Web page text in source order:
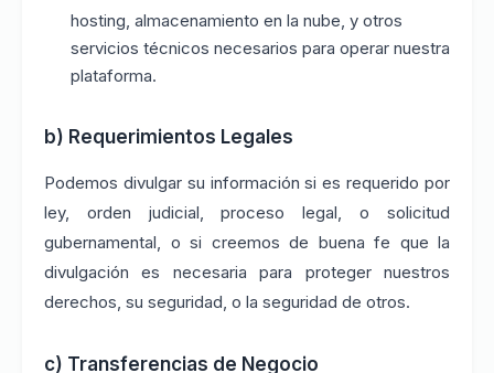
hosting, almacenamiento en la nube, y otros
servicios técnicos necesarios para operar nuestra
plataforma.
b) Requerimientos Legales
Podemos divulgar su información si es requerido por
ley, orden judicial, proceso legal, o solicitud
gubernamental, o si creemos de buena fe que la
divulgación es necesaria para proteger nuestros
derechos, su seguridad, o la seguridad de otros.
c) Transferencias de Negocio